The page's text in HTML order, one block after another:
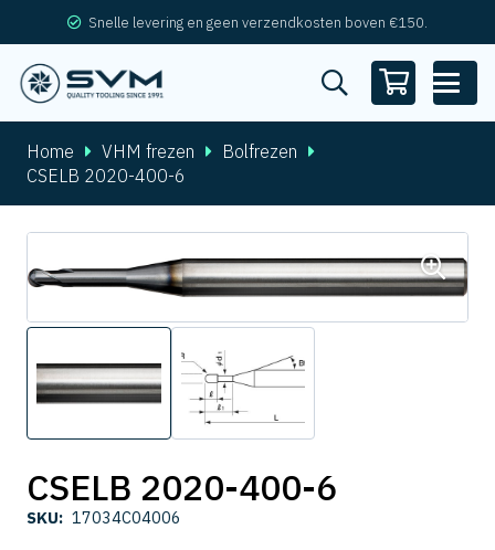
Snelle levering en geen verzendkosten boven €150.
Home VHM frezen
Bolfrezen
CSELB 2020-400-6
CSELB 2020-400-6
SKU: 17034C04006